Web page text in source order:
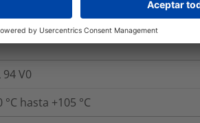
Logística Más Información
94 V0
°C hasta +105 °C